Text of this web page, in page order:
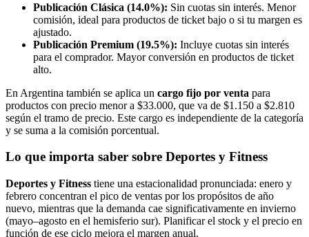
Publicación Clásica (14.0%): Sin cuotas sin interés. Menor
comisión, ideal para productos de ticket bajo o si tu margen es
ajustado.
Publicación Premium (19.5%): Incluye cuotas sin interés
para el comprador. Mayor conversión en productos de ticket
alto.
En Argentina también se aplica un cargo fijo por venta para
productos con precio menor a $33.000, que va de $1.150 a $2.810
según el tramo de precio. Este cargo es independiente de la categoría
y se suma a la comisión porcentual.
Lo que importa saber sobre Deportes y Fitness
Deportes y Fitness tiene una estacionalidad pronunciada: enero y
febrero concentran el pico de ventas por los propósitos de año
nuevo, mientras que la demanda cae significativamente en invierno
(mayo–agosto en el hemisferio sur). Planificar el stock y el precio en
función de ese ciclo mejora el margen anual.